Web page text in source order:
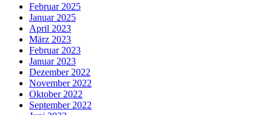
Februar 2025
Januar 2025
April 2023
März 2023
Februar 2023
Januar 2023
Dezember 2022
November 2022
Oktober 2022
September 2022